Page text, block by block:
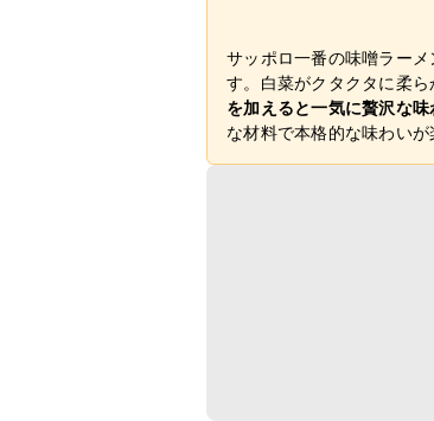
サッポロ一番の味噌ラーメ
す。白菜がクタクタに柔
を加えると一気に贅沢な味
な材料で本格的な味わいが